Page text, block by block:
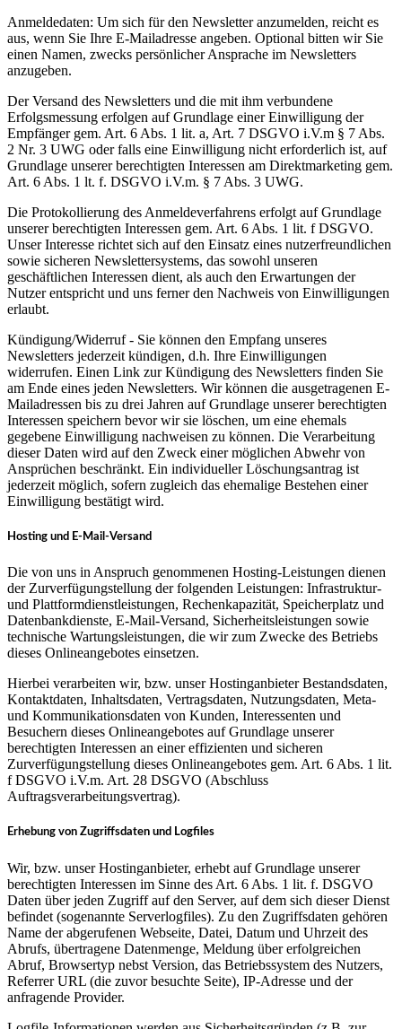
Anmeldedaten: Um sich für den Newsletter anzumelden, reicht es
aus, wenn Sie Ihre E-Mailadresse angeben. Optional bitten wir Sie
einen Namen, zwecks persönlicher Ansprache im Newsletters
anzugeben.
Der Versand des Newsletters und die mit ihm verbundene
Erfolgsmessung erfolgen auf Grundlage einer Einwilligung der
Empfänger gem. Art. 6 Abs. 1 lit. a, Art. 7 DSGVO i.V.m § 7 Abs.
2 Nr. 3 UWG oder falls eine Einwilligung nicht erforderlich ist, auf
Grundlage unserer berechtigten Interessen am Direktmarketing gem.
Art. 6 Abs. 1 lt. f. DSGVO i.V.m. § 7 Abs. 3 UWG.
Die Protokollierung des Anmeldeverfahrens erfolgt auf Grundlage
unserer berechtigten Interessen gem. Art. 6 Abs. 1 lit. f DSGVO.
Unser Interesse richtet sich auf den Einsatz eines nutzerfreundlichen
sowie sicheren Newslettersystems, das sowohl unseren
geschäftlichen Interessen dient, als auch den Erwartungen der
Nutzer entspricht und uns ferner den Nachweis von Einwilligungen
erlaubt.
Kündigung/Widerruf - Sie können den Empfang unseres
Newsletters jederzeit kündigen, d.h. Ihre Einwilligungen
widerrufen. Einen Link zur Kündigung des Newsletters finden Sie
am Ende eines jeden Newsletters. Wir können die ausgetragenen E-
Mailadressen bis zu drei Jahren auf Grundlage unserer berechtigten
Interessen speichern bevor wir sie löschen, um eine ehemals
gegebene Einwilligung nachweisen zu können. Die Verarbeitung
dieser Daten wird auf den Zweck einer möglichen Abwehr von
Ansprüchen beschränkt. Ein individueller Löschungsantrag ist
jederzeit möglich, sofern zugleich das ehemalige Bestehen einer
Einwilligung bestätigt wird.
Hosting und E-Mail-Versand
Die von uns in Anspruch genommenen Hosting-Leistungen dienen
der Zurverfügungstellung der folgenden Leistungen: Infrastruktur-
und Plattformdienstleistungen, Rechenkapazität, Speicherplatz und
Datenbankdienste, E-Mail-Versand, Sicherheitsleistungen sowie
technische Wartungsleistungen, die wir zum Zwecke des Betriebs
dieses Onlineangebotes einsetzen.
Hierbei verarbeiten wir, bzw. unser Hostinganbieter Bestandsdaten,
Kontaktdaten, Inhaltsdaten, Vertragsdaten, Nutzungsdaten, Meta-
und Kommunikationsdaten von Kunden, Interessenten und
Besuchern dieses Onlineangebotes auf Grundlage unserer
berechtigten Interessen an einer effizienten und sicheren
Zurverfügungstellung dieses Onlineangebotes gem. Art. 6 Abs. 1 lit.
f DSGVO i.V.m. Art. 28 DSGVO (Abschluss
Auftragsverarbeitungsvertrag).
Erhebung von Zugriffsdaten und Logfiles
Wir, bzw. unser Hostinganbieter, erhebt auf Grundlage unserer
berechtigten Interessen im Sinne des Art. 6 Abs. 1 lit. f. DSGVO
Daten über jeden Zugriff auf den Server, auf dem sich dieser Dienst
befindet (sogenannte Serverlogfiles). Zu den Zugriffsdaten gehören
Name der abgerufenen Webseite, Datei, Datum und Uhrzeit des
Abrufs, übertragene Datenmenge, Meldung über erfolgreichen
Abruf, Browsertyp nebst Version, das Betriebssystem des Nutzers,
Referrer URL (die zuvor besuchte Seite), IP-Adresse und der
anfragende Provider.